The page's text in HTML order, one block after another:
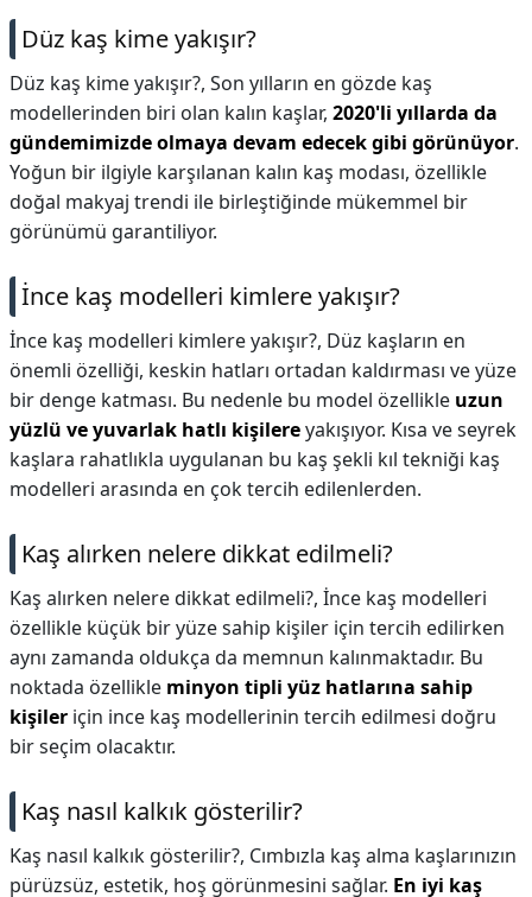
Düz kaş kime yakışır?
Düz kaş kime yakışır?, Son yılların en gözde kaş
modellerinden biri olan kalın kaşlar, 2020'li yıllarda da
gündemimizde olmaya devam edecek gibi görünüyor.
Yoğun bir ilgiyle karşılanan kalın kaş modası, özellikle
doğal makyaj trendi ile birleştiğinde mükemmel bir
görünümü garantiliyor.
İnce kaş modelleri kimlere yakışır?
İnce kaş modelleri kimlere yakışır?, Düz kaşların en
önemli özelliği, keskin hatları ortadan kaldırması ve yüze
bir denge katması. Bu nedenle bu model özellikle uzun
yüzlü ve yuvarlak hatlı kişilereyakışıyor. Kısa ve seyrek
kaşlara rahatlıkla uygulanan bu kaş şekli kıl tekniği kaş
modelleri arasında en çok tercih edilenlerden.
Kaş alırken nelere dikkat edilmeli?
Kaş alırken nelere dikkat edilmeli?, İnce kaş modelleri
özellikle küçük bir yüze sahip kişiler için tercih edilirken
aynı zamanda oldukça da memnun kalınmaktadır. Bu
noktada özellikle minyon tipli yüz hatlarına sahip
kişiler için ince kaş modellerinin tercih edilmesi doğru
bir seçim olacaktır.
Kaş nasıl kalkık gösterilir?
Kaş nasıl kalkık gösterilir?, Cımbızla kaş alma kaşlarınızın
pürüzsüz, estetik, hoş görünmesini sağlar. En iyi kaş